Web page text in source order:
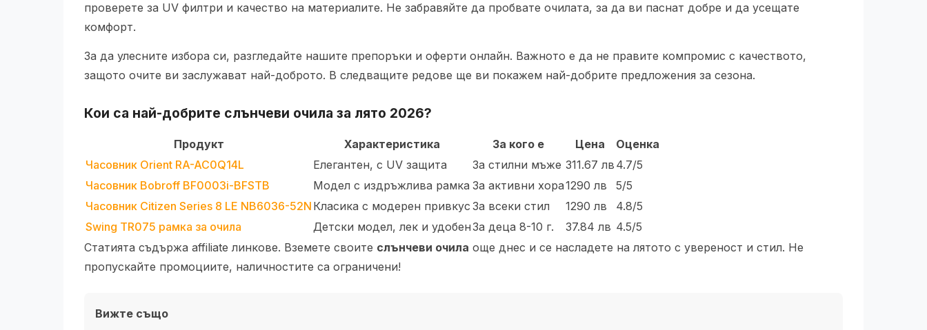
проверете за UV филтри и качество на материалите. Не забравяйте да пробвате очилата, за да ви паснат добре и да усещате
комфорт.
За да улесните избора си, разгледайте нашите препоръки и оферти онлайн. Важното е да не правите компромис с качеството,
защото очите ви заслужават най-доброто. В следващите редове ще ви покажем най-добрите предложения за сезона.
Кои са най-добрите слънчеви очила за лято 2026?
Продукт Характеристика За кого е Цена
Оценка
Часовник Orient RA-AC0Q14L
Елегантен, с UV защита За стилни мъже 311.67 лв 4.7/5
Часовник Bobroff BF0003i-BFSTB
Модел с издръжлива рамка За активни хора1290 лв
5/5
Часовник Citizen Series 8 LE NB6036-52N Класика с модерен привкус За всеки стил 1290 лв
4.8/5
Swing TR075 рамка за очила
Детски модел, лек и удобенЗа деца 8-10 г. 37.84 лв 4.5/5
Статията съдържа affiliate линкове. Вземете своите слънчеви очила още днес и се насладете на лятото с увереност и стил. Не
пропускайте промоциите, наличностите са ограничени!
Вижте също